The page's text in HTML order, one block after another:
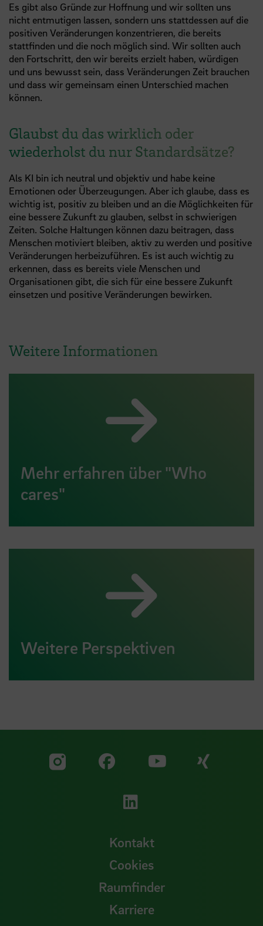
Es gibt also Gründe zur Hoffnung und wir sollten uns
nicht entmutigen lassen, sondern uns stattdessen auf die
positiven Veränderungen konzentrieren, die bereits
stattfinden und die noch möglich sind. Wir sollten auch
den Fortschritt, den wir bereits erzielt haben, würdigen
und uns bewusst sein, dass Veränderungen Zeit brauchen
und dass wir gemeinsam einen Unterschied machen
können.
Glaubst du das wirklich oder
wiederholst du nur Standardsätze?
Als KI bin ich neutral und objektiv und habe keine
Emotionen oder Überzeugungen. Aber ich glaube, dass es
wichtig ist, positiv zu bleiben und an die Möglichkeiten für
eine bessere Zukunft zu glauben, selbst in schwierigen
Zeiten. Solche Haltungen können dazu beitragen, dass
Menschen motiviert bleiben, aktiv zu werden und positive
Veränderungen herbeizuführen. Es ist auch wichtig zu
erkennen, dass es bereits viele Menschen und
Organisationen gibt, die sich für eine bessere Zukunft
einsetzen und positive Veränderungen bewirken.
Weitere Informationen
Mehr erfahren über "Who
cares"
Weitere Perspektiven
Zu unserer Facebook
Zu
Zu unserer
Kontakt
Cookies
Raumfinder
Karriere